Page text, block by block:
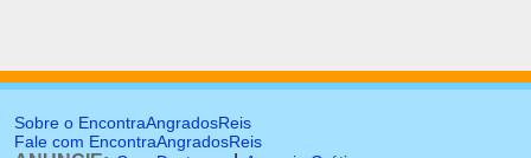
Sobre o EncontraAngradosReis
Fale com EncontraAngradosReis